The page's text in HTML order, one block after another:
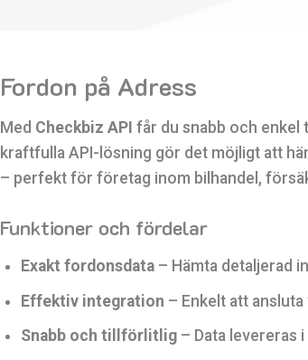
Fordon på Adress
Med Checkbiz API får du snabb och enkel
kraftfulla API-lösning gör det möjligt att
– perfekt för företag inom bilhandel,
Funktioner och fördelar
Exakt fordonsdata – Hämta detaljerad
Effektiv integration – Enkelt att
Snabb och tillförlitlig – Data levereras